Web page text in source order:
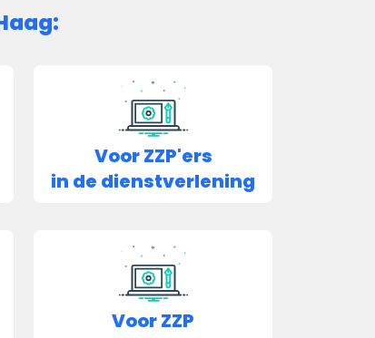
Voor ZZP'ers
in de dienstverlening
Voor ZZP